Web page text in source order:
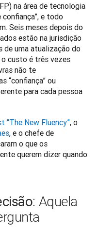
na área de tecnologia
e todo
Seis meses depois do
estão na jurisdição
de uma atualização do
o custo é três vezes
não te
“confiança” ou
para cada pessoa
“The New Fluency”, o
, e o chefe de
o que os
querem dizer quando
: Aquela